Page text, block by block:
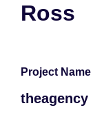
Ross
Project Name
theagency